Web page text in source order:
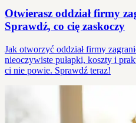
Otwierasz oddział firmy
Sprawdź, co cię zaskoczy
Jak otworzyć oddział firmy
nieoczywiste pułapki, koszty i
ci nie powie. Sprawdź teraz!